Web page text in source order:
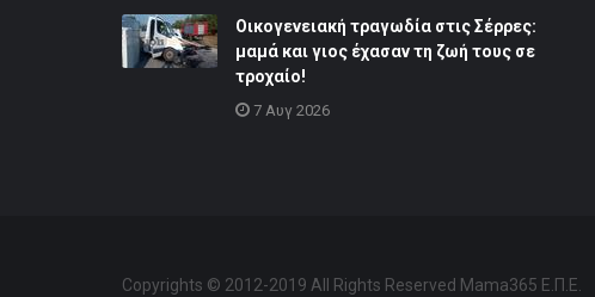
Οικογενειακή τραγωδία στις Σέρρες:
μαμά και γιος έχασαν τη ζωή τους σε
τροχαίο!
7 Αυγ 2026
Copyrights © 2012-2019 All Rights Reserved Mama365 Ε.Π.Ε.